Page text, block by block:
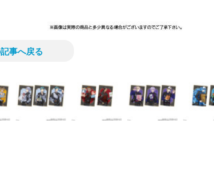
事へ戻る